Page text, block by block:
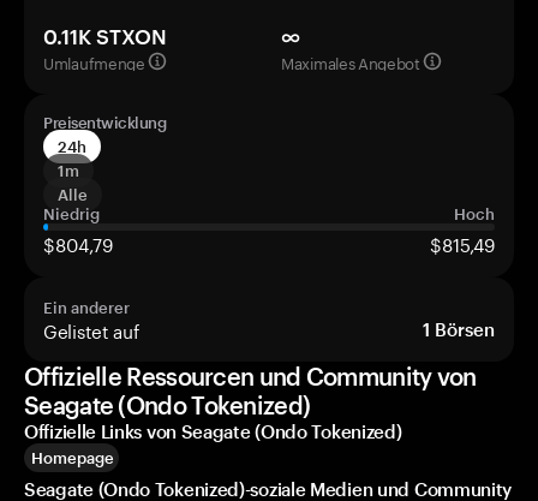
0.11K STXON
Umlaufmenge
∞
Maximales Angebot
Preisentwicklung
24h
1m
Alle
Niedrig
Hoch
$804,79 $815,49
Ein anderer
Gelistet auf 1 Börsen
Offizielle Ressourcen und Community von
Seagate (Ondo Tokenized)
Offizielle Links von Seagate (Ondo Tokenized)
Homepage
Seagate (Ondo Tokenized)-soziale Medien und Community